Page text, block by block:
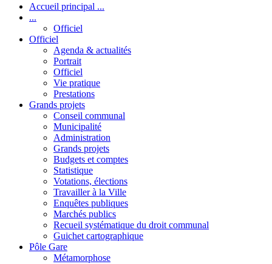
Accueil principal ...
...
Officiel
Officiel
Agenda & actualités
Portrait
Officiel
Vie pratique
Prestations
Grands projets
Conseil communal
Municipalité
Administration
Grands projets
Budgets et comptes
Statistique
Votations, élections
Travailler à la Ville
Enquêtes publiques
Marchés publics
Recueil systématique du droit communal
Guichet cartographique
Pôle Gare
Métamorphose